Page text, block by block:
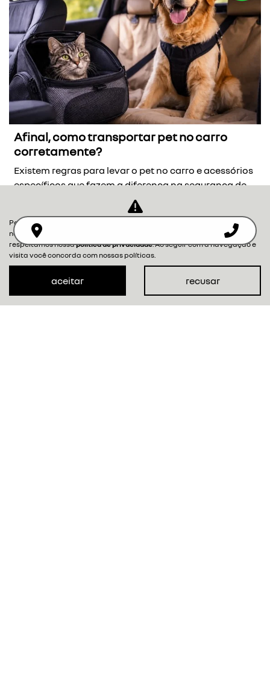
Afinal, como transportar pet no carro
corretamente?
Existem regras para levar o pet no carro e acessórios
específicos que fazem a diferença na segurança de
todos dentro do veículo. Veja!
‹ 1 2 3 4 5 6 ›
Para otimizar sua experiência durante a navegação, fazemos uso de
nossa política de cookies e para proteger seus dados pessoais
respeitamos nossapolítica de privacidade. Ao seguir com a navegação e
visita você concorda com nossas políticas.
aceitar recusar